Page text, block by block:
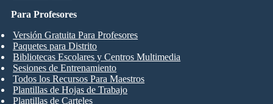
Para Profesores
Versión Gratuita Para Profesores
Paquetes para Distrito
Bibliotecas Escolares y Centros Multimedia
Sesiones de Entrenamiento
Todos los Recursos Para Maestros
Plantillas de Hojas de Trabajo
Plantillas de Carteles